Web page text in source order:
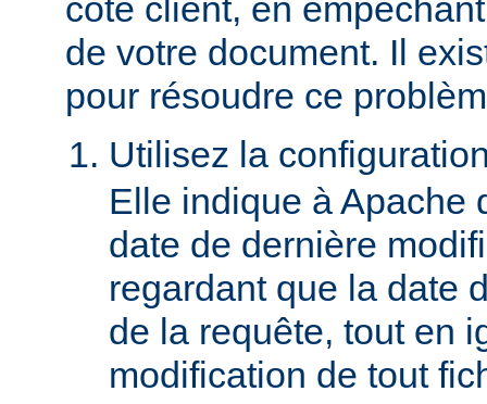
côté client, en
de votre document. Il
pour résoudre ce
Utilisez la
Elle indique à Apache
date de dernière
regardant que la date
de la requête, tout en
modification de tout